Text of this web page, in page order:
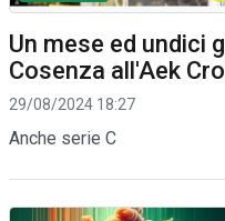
Un mese ed undici
Cosenza all'Aek
29/08/2024 18:27
Anche serie C